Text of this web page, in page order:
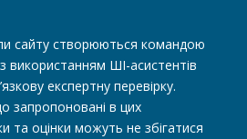
сайту створюються командою
використанням ШІ-асистентів
експертну перевірку.
запропоновані в цих
та оцінки можуть не збігатися